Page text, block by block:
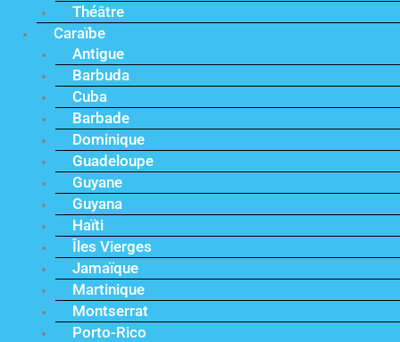
Théâtre
Caraïbe
Antigue
Barbuda
Cuba
Barbade
Dominique
Guadeloupe
Guyane
Guyana
Haïti
Îles Vierges
Jamaïque
Martinique
Montserrat
Porto-Rico